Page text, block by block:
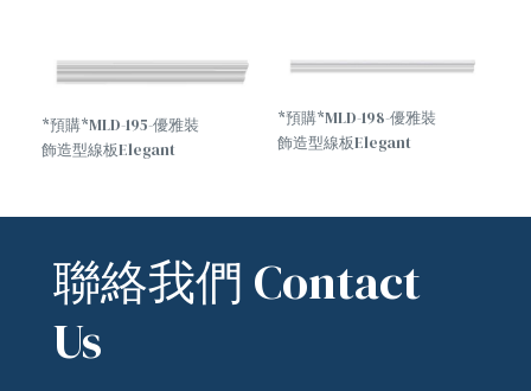
*預購*MLD-195-優雅裝
飾造型線板Elegant
*預購*MLD-198-優雅裝
飾造型線板Elegant
聯絡我們 Contact
Us